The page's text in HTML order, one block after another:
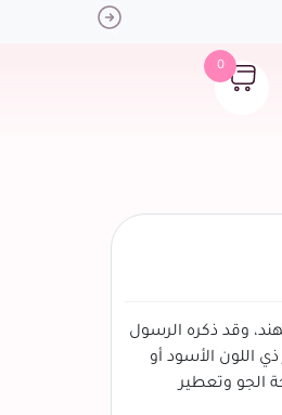
Next
0
وقد ذكره الرسول
على ما نسبته 1.4% من الزيت الطيار ذي اللون الأسود أو
الجو وتعطير